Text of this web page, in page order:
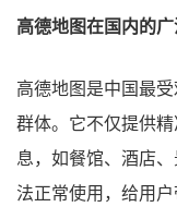
高德地图在国内的广
高德地图是中国最
群体。它不仅提供
息，如餐馆、酒店
法正常使用，给用户